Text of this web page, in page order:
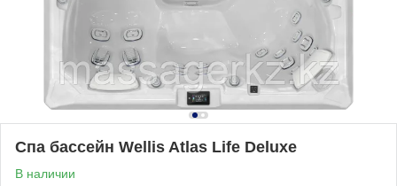
Спа бассейн Wellis Atlas Life Deluxe
В наличии